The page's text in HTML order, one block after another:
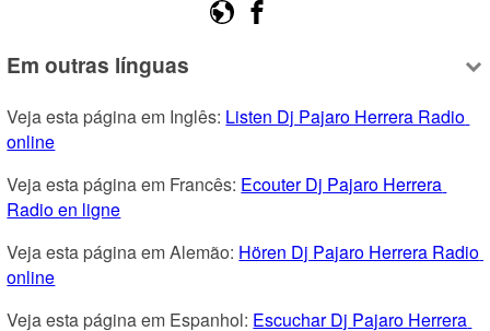
Em outras línguas
Veja esta página em Inglês: Listen Dj Pajaro Herrera Radio
online
Veja esta página em Francês: Ecouter Dj Pajaro Herrera
Radio en ligne
Veja esta página em Alemão: Hören Dj Pajaro Herrera Radio
online
Veja esta página em Espanhol: Escuchar Dj Pajaro Herrera